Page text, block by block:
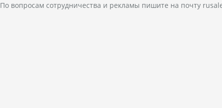
По вопросам сотрудничества и рекламы пишите на почту